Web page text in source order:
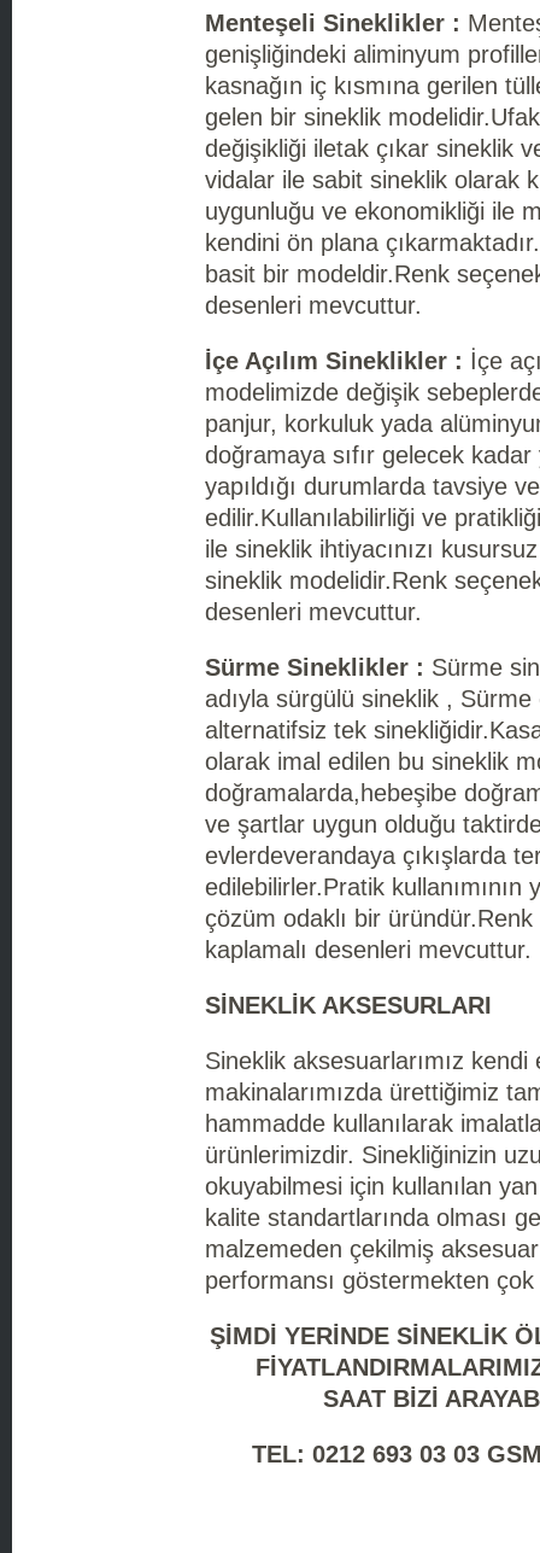
Menteşeli Sineklikler :
genişliğindeki aliminyum
kasnağın iç kısmına gerilen
gelen bir sineklik
değişikliği iletak çıkar sineklik
vidalar ile sabit sineklik olarak
uygunluğu ve ekonomikliği ile
kendini ön plana
basit bir modeldir.Renk
desenleri mevcuttur.
İçe Açılım Sineklikler : İçe
modelimizde değişik
panjur, korkuluk yada
doğramaya sıfır gelecek kadar
yapıldığı durumlarda tavsiye
edilir.Kullanılabilirliği ve pratikliği
ile sineklik ihtiyacınızı
sineklik modelidir.Renk
desenleri mevcuttur.
Sürme Sineklikler : Sürme
adıyla sürgülü sineklik , Sürme
alternatifsiz tek
olarak imal edilen bu sineklik
doğramalarda,hebeşibe
ve şartlar uygun olduğu
evlerdeverandaya çıkışlarda
edilebilirler.Pratik kullanımının
çözüm odaklı bir
kaplamalı desenleri mevcuttur.
SİNEKLİK AKSESURLARI
Sineklik aksesuarlarımız kendi
makinalarımızda ürettiğimiz
hammadde kullanılarak
ürünlerimizdir. Sinekliğinizin
okuyabilmesi için kullanılan
kalite standartlarında olması
malzemeden çekilmiş
performansı göstermekten çok
ŞİMDİ YERİNDE SİNEKLİK
SAAT BİZİ
TEL: 0212 693 03 03